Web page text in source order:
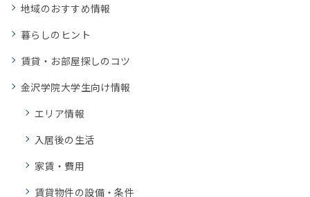
地域のおすすめ情報
暮らしのヒント
賃貸・お部屋探しのコツ
金沢学院大学生向け情報
エリア情報
入居後の生活
家賃・費用
賃貸物件の設備・条件